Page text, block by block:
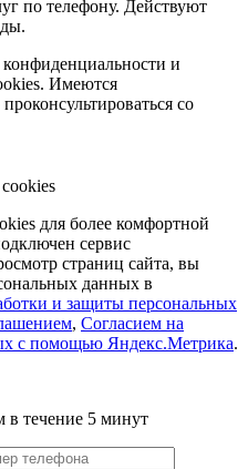
по телефону. Действуют
и
Имеются
со
для более комфортной
сервис
страниц сайта, вы
данных в
и защиты персональных
, Согласием на
с помощью Яндекс.Метрика.
в течение 5 минут